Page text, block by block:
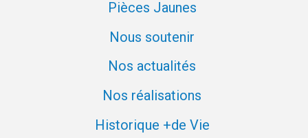
Pièces Jaunes
Nous soutenir
Nos actualités
Nos réalisations
Historique +de Vie